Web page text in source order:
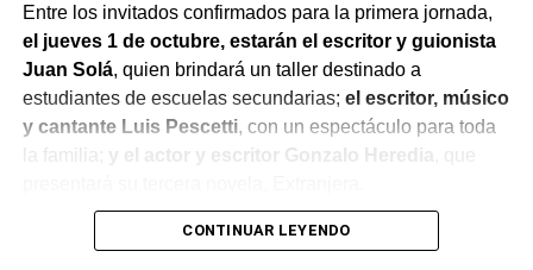
Entre los invitados confirmados para la primera jornada,
el jueves 1 de octubre, estarán el escritor y guionista
Juan Solá, quien brindará un taller destinado a
estudiantes de escuelas secundarias; el escritor, músico
y cantante Luis Pescetti, con un espectáculo para toda
la familia;
y el actor y escritor Gonzalo Heredia
El viernes 2 de octubre será el turno de la escritora,
CONTINUAR LEYENDO